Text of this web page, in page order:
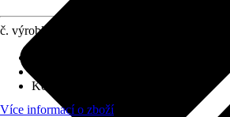
č. výrobku
Kód výrobku
Více informací o zboží